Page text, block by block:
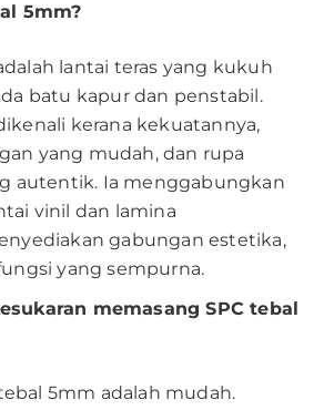
5mm?
lantai teras yang kukuh
batu kapur dan penstabil.
kerana kekuatannya,
yang mudah, dan rupa
autentik. Ia menggabungkan
vinil dan lamina
gabungan estetika,
yang sempurna.
memasang SPC tebal
5mm adalah mudah.